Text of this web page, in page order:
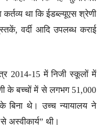
था कि ईडब्ल्यूएस श्रेणी
वर्दी आदि उपलब्ध कराई
2014-15 में निजी स्कूलों में
के बच्चों में से लगभग 51,000
बिना थे। उच्च न्यायालय ने
अस्वीकार्य” थी।